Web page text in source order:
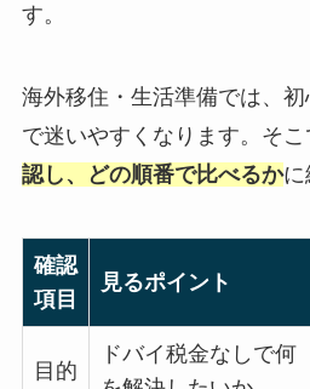
す。
海外移住・生活準備では、
で迷いやすくなります。そ
認し、どの順番で比べるかに
確認
項目
見るポイント
目的
ドバイ税金なしで何